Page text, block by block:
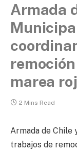
Armada
marea
2 Mins Read
Armada de Chile
trabajos de